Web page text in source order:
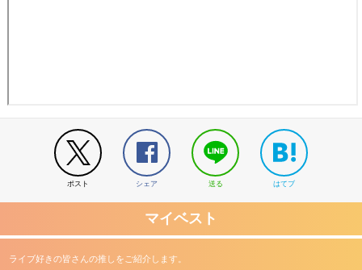
ポスト シェア 送る はてブ
マイベスト
ライブ好きの皆さんの推しをご紹介します。